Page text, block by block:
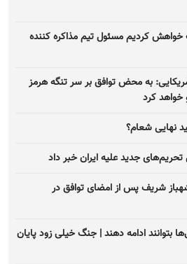
خواهش کردیم مسئول تیم مذاکره کننده
به محض توافق بر سر تنگه هرمز
خواهد کرد
نهایی شعام؟
تحریم‌های جدید علیه ایران خبر داد
شریف پس از امضای توافق در
بتوانند ادامه دهند | جنگ خیلی زود پایان